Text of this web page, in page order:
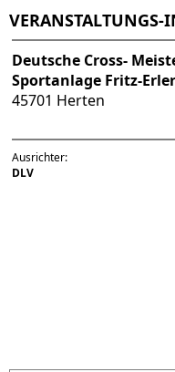
Deutsche Cross-
Sportanlage Fritz-
45701 Herten
Ausrichter:
DLV